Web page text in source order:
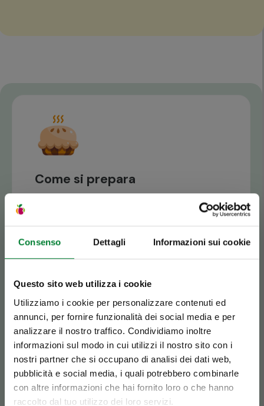
Consenso Dettagli Informazioni sui cookie
Questo sito web utilizza i cookie
Utilizziamo i cookie per personalizzare contenuti ed
annunci, per fornire funzionalità dei social media e per
analizzare il nostro traffico. Condividiamo inoltre
informazioni sul modo in cui utilizzi il nostro sito con i
nostri partner che si occupano di analisi dei dati web,
pubblicità e social media, i quali potrebbero combinarle
con altre informazioni che hai fornito loro o che hanno
raccolto dal tuo utilizzo dei loro servizi.
Come si prepara
A differenza degli altri frutti tropicali, dalla
polpa morbida ma consistente, quella del
frutto della passione somiglia a una gustosa
gelatina. Ecco come estrarla senza rovinare il
due metà.
Con un cucchiaio preleva la polpa gialla dal
frutto.
Escludi la parte bianca, dal sapore troppo
amaro.
Gusta la polpa in una coppetta, o abbinata allo
Se è Battaglio,
è HASSolutamente